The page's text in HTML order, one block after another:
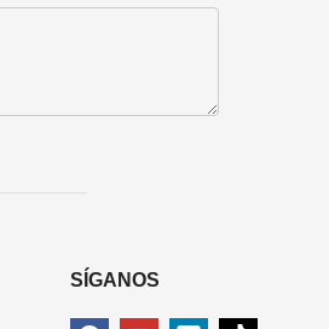
SÍGANOS